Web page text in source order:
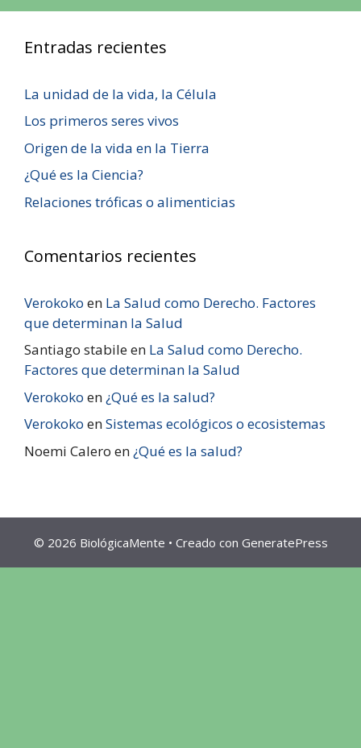
Entradas recientes
La unidad de la vida, la Célula
Los primeros seres vivos
Origen de la vida en la Tierra
¿Qué es la Ciencia?
Relaciones tróficas o alimenticias
Comentarios recientes
Verokoko en La Salud como Derecho. Factores
que determinan la Salud
Santiago stabileen La Salud como Derecho.
Factores que determinan la Salud
Verokoko en ¿Qué es la salud?
Verokoko enSistemas ecológicos o ecosistemas
Noemi Calero en ¿Qué es la salud?
© 2026 BiológicaMente • Creado con GeneratePress